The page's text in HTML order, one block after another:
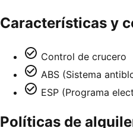
Características y
Control de crucero
ABS (Sistema
ESP (Programa
Políticas de